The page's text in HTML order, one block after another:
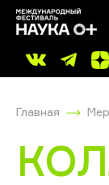
Главная